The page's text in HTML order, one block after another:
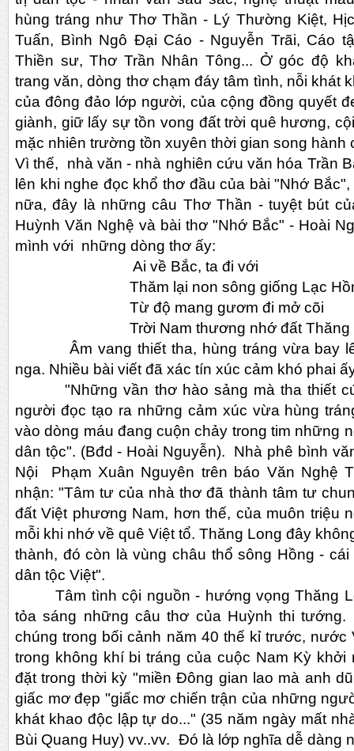
hùng tráng như Thơ Thần - Lý Thường Kiệt,
Tuấn, Bình Ngô Đại Cáo - Nguyễn Trãi, Cáo
Thiền sư, Thơ Trần Nhân Tông... Ở góc độ
trang văn, dòng thơ chạm đáy tâm tình, nỗi khát
của đông đảo lớp người, của cộng đồng quyết
giành, giữ lấy sự tồn vong đất trời quê hương,
mặc nhiên trường tồn xuyên thời gian song hành
Vì thế, nhà văn - nhà nghiên cứu văn hóa Trần
lên khi nghe đọc khổ thơ đầu của bài "Nhớ
nữa, đây là những câu Thơ Thần - tuyệt bút
Huỳnh Văn Nghệ và bài thơ "Nhớ Bắc" - Hoài
mình với những dòng thơ ấy:
Ai về Bắc, ta đi với
Thăm lại non sông giống Lạc
Từ độ mang gươm đi mở cõi
Trời Nam thương nhớ đất Thăng
Âm vang thiết tha, hùng tráng vừa bay
nga. Nhiều bài viết đã xác tín xúc cảm khó phai
"Những vần thơ hào sảng mà tha thiết cứ
người đọc tạo ra những cảm xúc vừa hùng
vào dòng máu đang cuộn chảy trong tim những
dân tộc". (Bđd - Hoài Nguyễn). Nhà phê bình
Nội Phạm Xuân Nguyên trên báo Văn Nghệ
nhận: "Tâm tư của nhà thơ đã thành tâm tư
đất Việt phương Nam, hơn thế, của muôn triệu
mỗi khi nhớ về quê Việt tổ. Thăng Long đây
thành, đó còn là vùng châu thổ sông Hồng -
dân tộc Việt".
Tâm tình cội nguồn - hướng vọng Thăng
tỏa sáng những câu thơ của Huỳnh thi tướng.
chúng trong bối cảnh năm 40 thế kỉ trước, nước
trong không khí bi tráng của cuộc Nam Kỳ
đặt trong thời kỳ "miền Đông gian lao mà anh
giấc mơ đẹp "giấc mơ chiến trận của những
khát khao độc lập tự do..." (35 năm ngày mất
Bùi Quang Huy) vv..vv. Đó là lớp nghĩa dễ dàng